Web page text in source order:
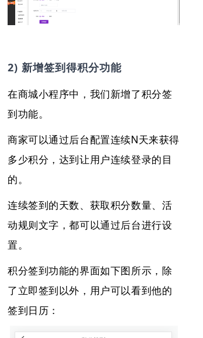
2) 新增签到得积分功能
在商城小程序中，我们新增了积分签
到功能。
商家可以通过后台配置连续N天来获得
多少积分，达到让用户连续登录的目
的。
连续签到的天数、获取积分数量、活
动规则文字，都可以通过后台进行设
置。
积分签到功能的界面如下图所示， 除
了立即签到以外， 用户可以看到他的
签到日历：